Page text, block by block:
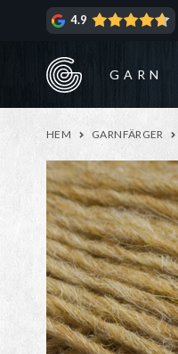
4.9
GARN
HEM GARNFÄRGER